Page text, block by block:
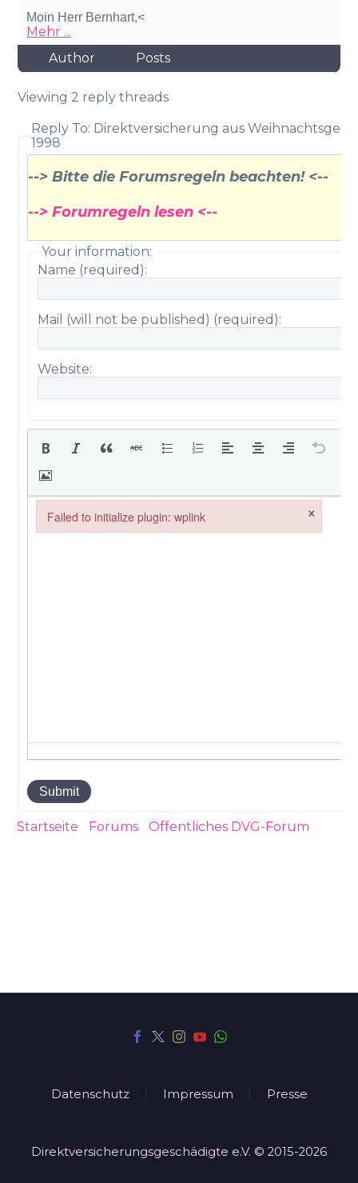
Moin Herr Bernhart,<
Mehr ...
Author
Posts
Viewing 2 reply threads
Reply To: Direktversicherung aus Weihnachtsgeld
1998
--> Bitte die Forumsregeln beachten! <--
--> Forumregeln lesen <--
Your information:
Name (required):
Mail (will not be published) (required):
Website:
Submit
Startseite Forums Öffentliches DVG-Forum
Datenschutz Impressum Presse
Direktversicherungsgeschädigte e.V. © 2015-2026
Failed to initialize plugin: wplink ×
Failed to initialize plugin: wplink